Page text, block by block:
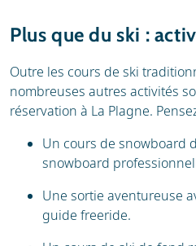
Plus que du ski :
Outre les cours de ski
nombreuses autres activités
réservation à La Plagne.
Un cours de snowboard
snowboard
Une sortie aventureuse
guide freeride.